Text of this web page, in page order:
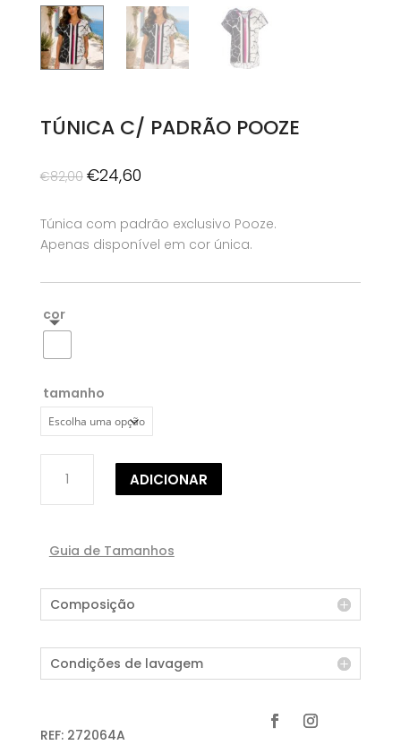
TÚNICA C/ PADRÃO POOZE
€82,00 O
original
era:
€82,00.
€24,60O
atual
é:
€24,60.
Túnica com padrão exclusivo Pooze.
Apenas disponível em cor única.
cor
tamanho
Quantidade
TÚNICA
PADRÃO
ADICIONAR
Guia de Tamanhos
Composição
Condições de lavagem
REF: 272064A